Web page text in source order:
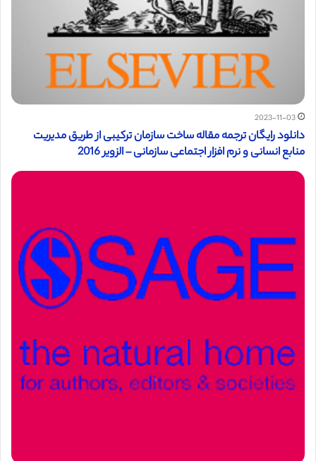
2023-11-03
دانلود رایگان ترجمه مقاله ساخت سازمان ترکیبی از طریق مدیریت
منابع انسانی و نرم افزار اجتماعی سازمانی – الزویر 2016